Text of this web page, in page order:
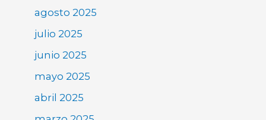
agosto 2025
julio 2025
junio 2025
mayo 2025
abril 2025